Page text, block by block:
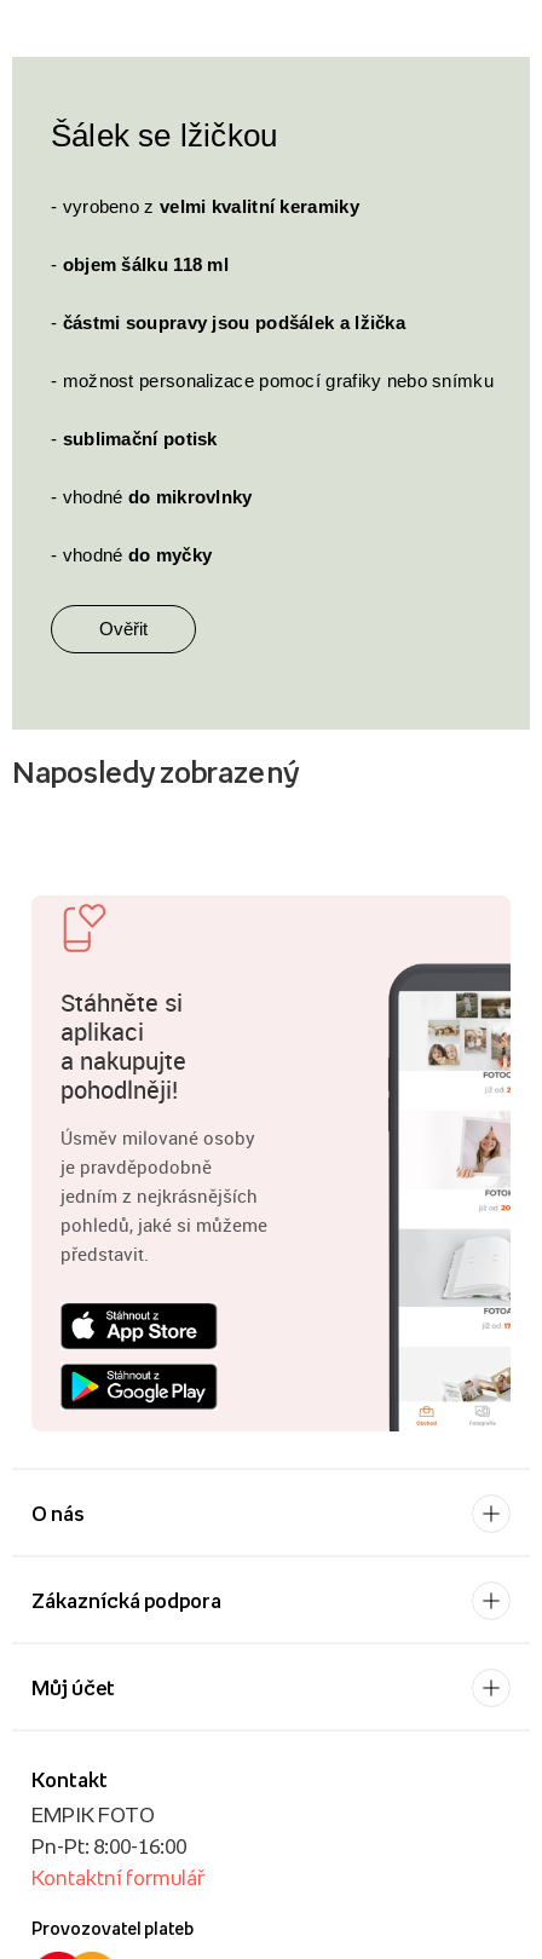
Šálek se lžičkou
- vyrobeno z velmi kvalitní keramiky
- objem šálku 118 ml
- částmi soupravy jsou podšálek a lžička
- možnost personalizace pomocí grafiky nebo snímku
- sublimační potisk
- vhodné do mikrovlnky
- vhodné do myčky
Ověřit
Naposledy zobrazený
Stáhněte si
aplikaci
a nakupujte
pohodlněji!
Úsměv milované osoby
je pravděpodobně
jedním z nejkrásnějších
pohledů, jaké si můžeme
představit.
O nás
Zákaznícká podpora
Kontakt
EMPIK FOTO
Pn-Pt: 8:00-16:00
Kontaktní formulář
Provozovatel plateb
Můj účet